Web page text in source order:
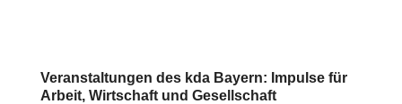
Veranstaltungen des kda Bayern: Impulse für
Arbeit, Wirtschaft und Gesellschaft